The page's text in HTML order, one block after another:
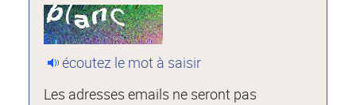
écoutez le mot à saisir
Les adresses emails ne seront pas